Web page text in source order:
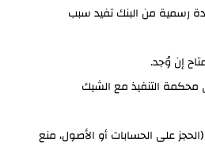
رسمية من البنك تفيد سبب
إن وُجد.
محكمة التنفيذ مع الشيك
(الحجز على الحسابات أو الأصول، منع